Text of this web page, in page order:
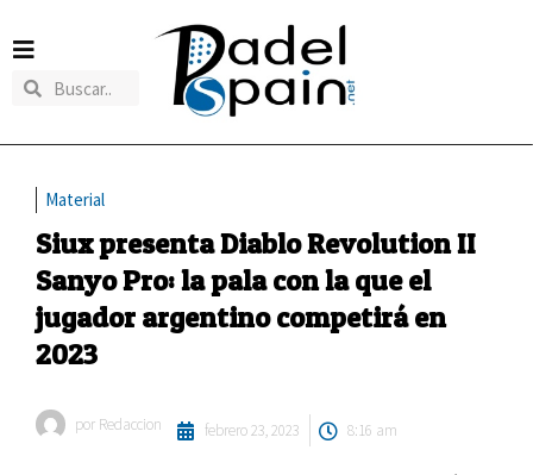
Material
Siux presenta Diablo Revolution II
Sanyo Pro: la pala con la que el
jugador argentino competirá en
2023
por Redaccion febrero 23, 2023 8:16 am